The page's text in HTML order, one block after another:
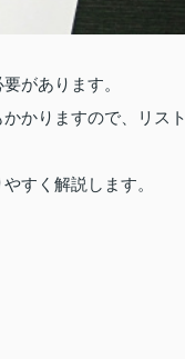
があります。
かりますので、リスト
すく解説します。